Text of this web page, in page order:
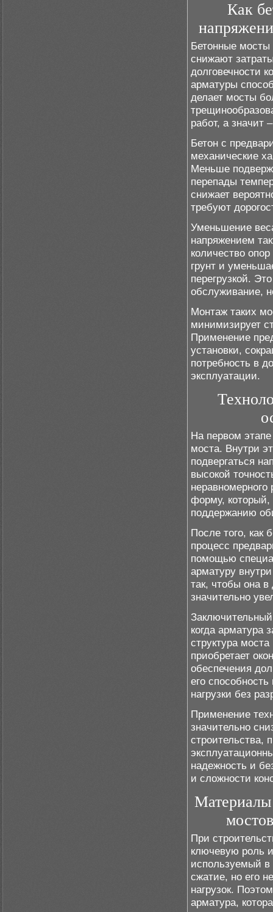
Как
Бетонные мосты
снижают
долговечности
арматуры
делает мосты
работ, а значит
Бетон с
механические
Меньше
перепады
снижает
требуют
Уменьшение
напряжением
количество
грунт и
перегрузкой.
обслуживание,
Монтаж таких
минимизирует
Применение
установки,
потребность в
эксплуатации.
На первом
моста. Внутри
подвергаться
высокой
неравномерного
форму, который,
поддержанию
После того, как
процесс
помощью
арматуру
так, чтобы она
значительно
когда арматура
структура
приобретает
обеспечения
его
нагрузки без
Применение
значительно
строительства,
надежность и
и сложности
Материалы
При
ключевую роль
используемый в
сжатие, но его
нагрузок.
арматура,